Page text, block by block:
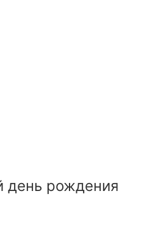
день рождения